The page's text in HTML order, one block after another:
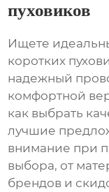
пуховиков
Ищете
коротких
надежный
комфортной
как выбрать
лучшие
внимание при
выбора, от
брендов и